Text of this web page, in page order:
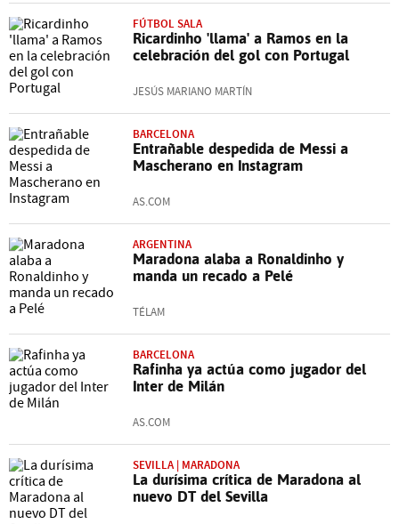
FÚTBOL SALA
Ricardinho 'llama' a Ramos en la
celebración del gol con Portugal
JESÚS MARIANO MARTÍN
BARCELONA
Entrañable despedida de Messi a
Mascherano en Instagram
AS.COM
ARGENTINA
Maradona alaba a Ronaldinho y
manda un recado a Pelé
TÉLAM
BARCELONA
Rafinha ya actúa como jugador del
Inter de Milán
AS.COM
SEVILLA | MARADONA
La durísima crítica de Maradona al
nuevo DT del Sevilla